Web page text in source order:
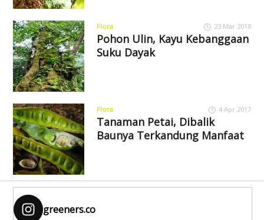
Flora 23 Mar 2018
Pohon Ulin, Kayu Kebanggaan
Suku Dayak
Flora 4 Apr 2017
Tanaman Petai, Dibalik
Baunya Terkandung Manfaat
greeners.co